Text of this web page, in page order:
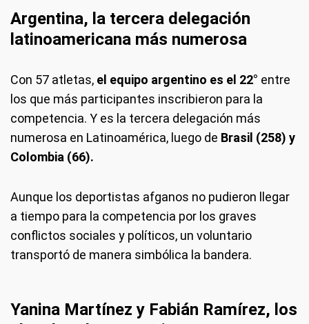
Argentina, la tercera delegación
latinoamericana más numerosa
Con 57 atletas, el equipo argentino es el 22° entre
los que más participantes inscribieron para la
competencia. Y es la tercera delegación más
numerosa en Latinoamérica, luego de Brasil (258) y
Colombia (66).
Aunque los deportistas afganos no pudieron llegar
a tiempo para la competencia por los graves
conflictos sociales y políticos, un voluntario
transportó de manera simbólica la bandera.
Yanina Martínez y Fabián Ramírez, los